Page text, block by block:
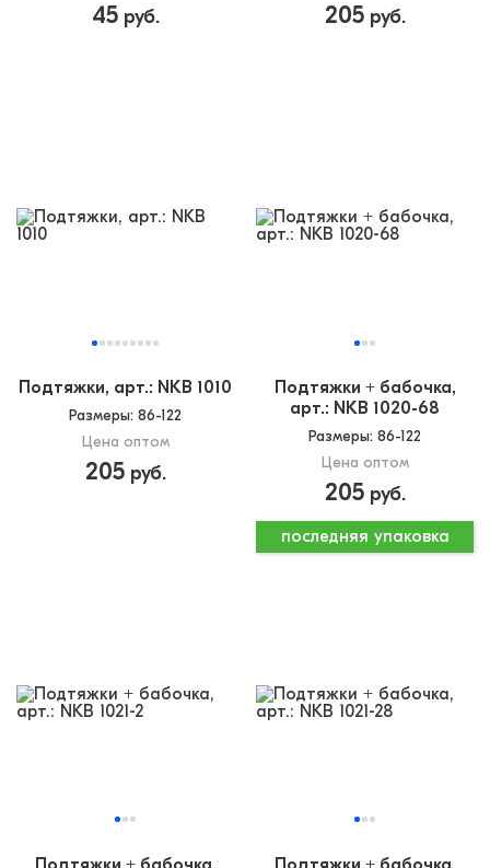
45руб. 205руб.
Подтяжки, арт.: NKB 1010
Размеры: 86-122
Цена оптом
205руб.
Подтяжки + бабочка,
арт.: NKB 1020-68
Размеры: 86-122
Цена оптом
205руб.
последняя упаковка